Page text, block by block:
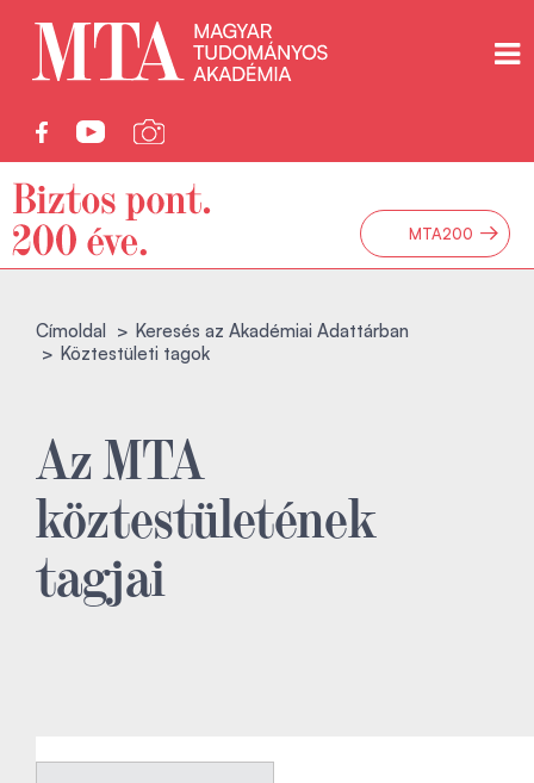
MTA200 →
Címoldal
Keresés az Akadémiai Adattárban
Köztestületi tagok
Az MTA
köztestületének
tagjai